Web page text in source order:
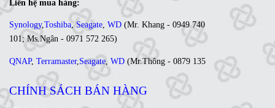
Công ty TNHH Max Link
MST: 0313370778
Địa chỉ: L17-11, Tầng 17, Tòa nhà Vincom Center, 72 Lê
Thánh Tôn, Phường Sài Gòn, Thành phố Hồ Chí Minh, Việt
Địa điểm kinh doanh: Số 27 Đường 152A Cao lỗ , Phường
Chánh Hưng, Thành phố Hồ Chí Minh, Việt Nam